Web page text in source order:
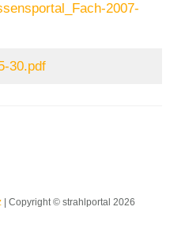
2007-
30.pdf
| Copyright © strahlportal 2026